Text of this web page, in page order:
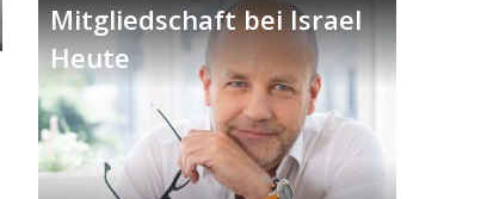
Mitgliedschaft bei Israel
Heute